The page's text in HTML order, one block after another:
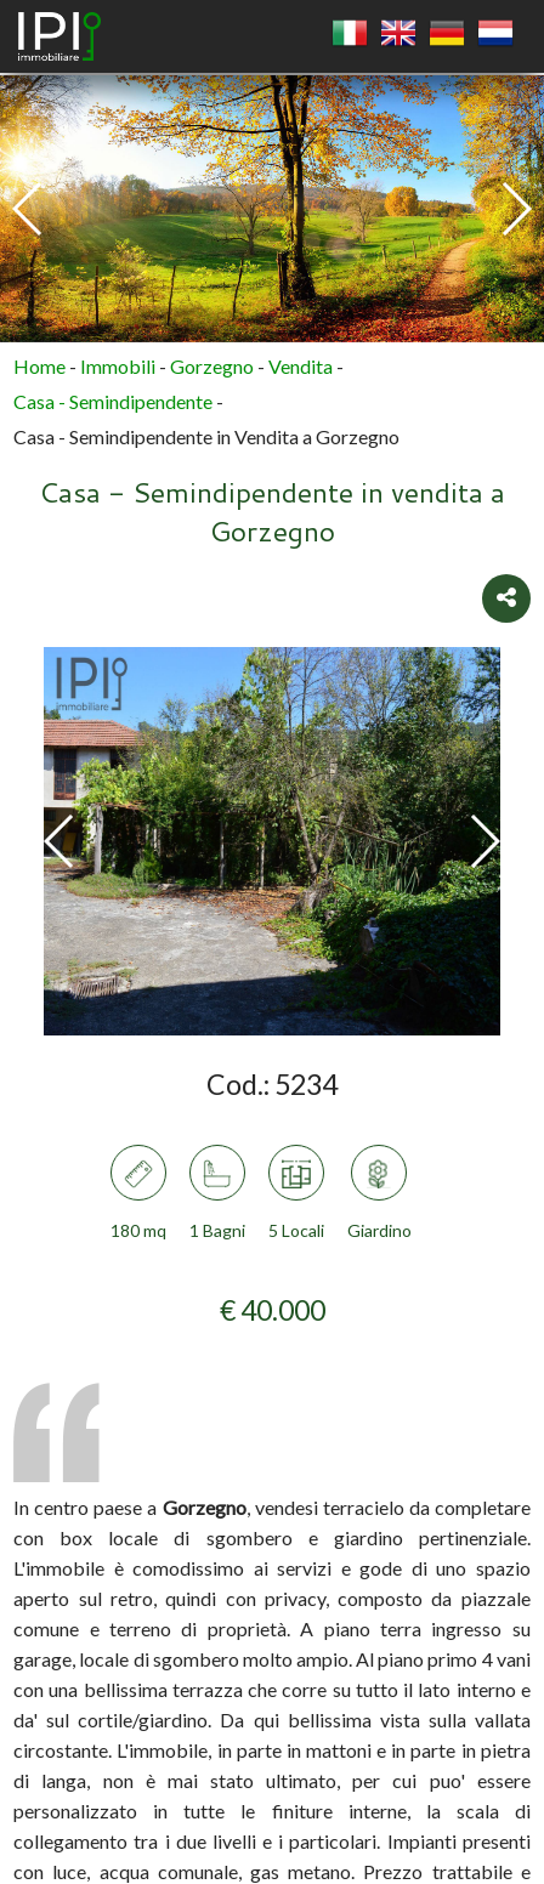
Home - Immobili -Gorzegno -Vendita -
Casa - Semindipendente -
Casa - Semindipendente in Vendita a Gorzegno
Casa - Semindipendente in vendita a
Gorzegno
Cod.: 5234
180 mq 1 Bagni 5 Locali Giardino
€ 40.000
In centro paese a Gorzegno, vendesi terracielo da completare
con box locale di sgombero e giardino pertinenziale.
L'immobile è comodissimo ai servizi e gode di uno spazio
aperto sul retro, quindi con privacy, composto da piazzale
comune e terreno di proprietà. A piano terra ingresso su
garage, locale di sgombero molto ampio. Al piano primo 4 vani
con una bellissima terrazza che corre su tutto il lato interno e
da' sul cortile/giardino. Da qui bellissima vista sulla vallata
circostante. L'immobile, in parte in mattoni e in parte in pietra
di langa, non è mai stato ultimato, per cui puo' essere
personalizzato in tutte le finiture interne, la scala di
collegamento tra i due livelli e i particolari. Impianti presenti
con luce, acqua comunale, gas metano. Prezzo trattabile e
QUADRATO
CERCHIO
POLIGONO